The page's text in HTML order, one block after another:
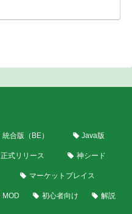
統合版（BE） Java版
正式リリース 神シード
マーケットプレイス
MOD 初心者向け 解説